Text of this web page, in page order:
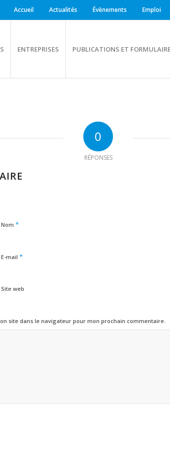
Accueil Actualités Évènements Emploi
ENTREPRISES PUBLICATIONS ET
0
RÉPONSES
Nom *
E-mail *
Site web
site dans le navigateur pour mon prochain commentaire.